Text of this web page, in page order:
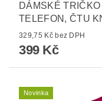
DÁMSKÉ
TELEFON, ČTU
329,75 Kč bez DPH
399 Kč
Novinka